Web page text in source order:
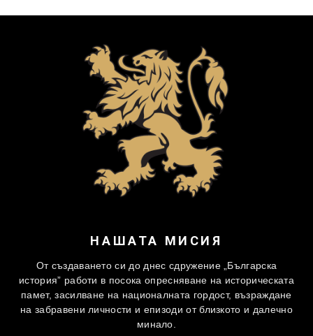
НАШАТА МИСИЯ
От създаването си до днес сдружение „Българска
история” работи в посока опресняване на историческата
памет, засилване на националната гордост, възраждане
на забравени личности и епизоди от близкото и далечно
минало.